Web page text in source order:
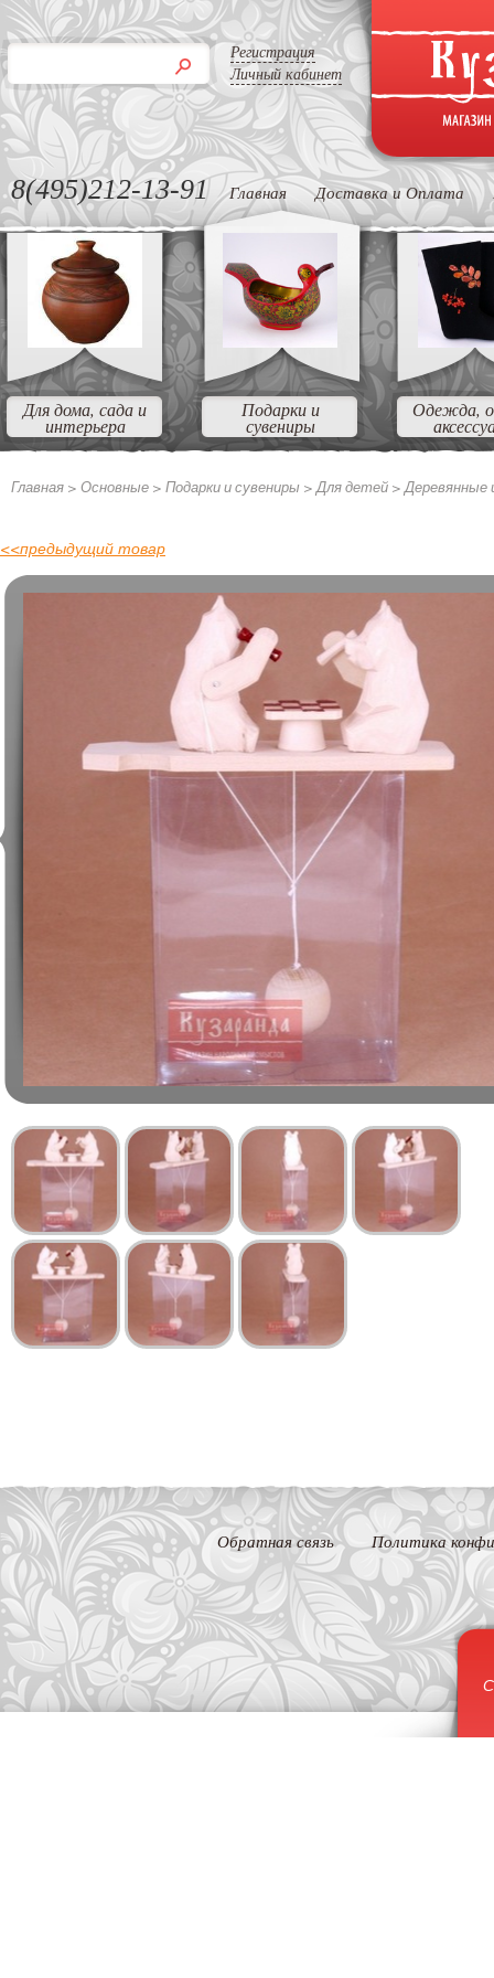
Регистрация
Личный кабинет
8(495)212-13-91 Главная Доставка и Оплата
Для дома, сада и
интерьера
Подарки и
сувениры
Одежда,
Главная > Основные > Подарки и сувениры >Для детей >Деревянные
<<предыдущий товар
Обратная связь Политика